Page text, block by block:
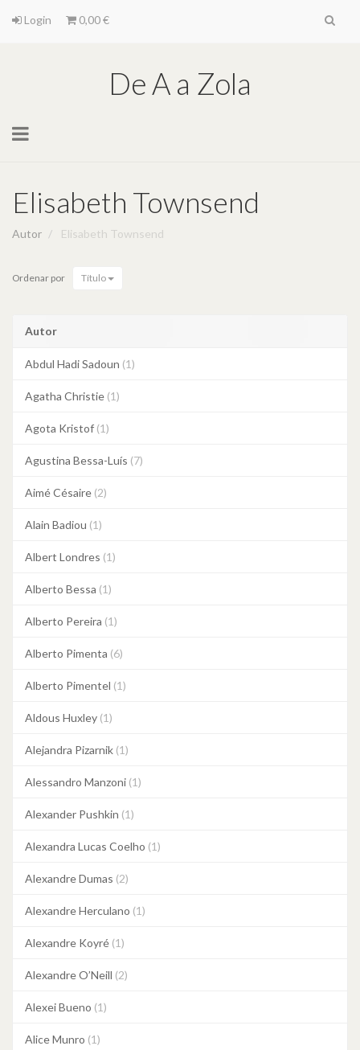
Login 0,00 €
De A a Zola
Toggle
Elisabeth Townsend
Autor Elisabeth Townsend
Ordenar por Título
Autor
Abdul Hadi Sadoun (1)
Agatha Christie (1)
Agota Kristof (1)
Agustina Bessa-Luís (7)
Aimé Césaire (2)
Alain Badiou (1)
Albert Londres (1)
Alberto Bessa (1)
Alberto Pereira (1)
Alberto Pimenta (6)
Alberto Pimentel (1)
Aldous Huxley (1)
Alejandra Pizarnik (1)
Alessandro Manzoni (1)
Alexander Pushkin (1)
Alexandra Lucas Coelho (1)
Alexandre Dumas (2)
Alexandre Herculano (1)
Alexandre Koyré (1)
Alexandre O’Neill (2)
Alexei Bueno (1)
Alice Munro (1)